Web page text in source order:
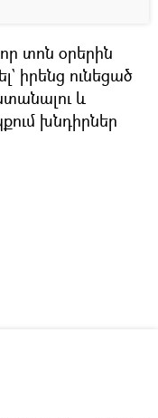
տոն օրերին
իրենց ունեցած
և
խնդիրներ